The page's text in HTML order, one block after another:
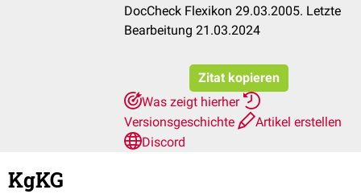
DocCheck Flexikon 29.03.2005. Letzte
Bearbeitung 21.03.2024
Zitat kopieren
Was zeigt hierher
Versionsgeschichte
Artikel erstellen
Discord
KgKG